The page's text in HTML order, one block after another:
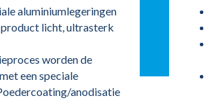
aluminiumlegeringen
licht, ultrasterk
worden de
een speciale
anodisatie